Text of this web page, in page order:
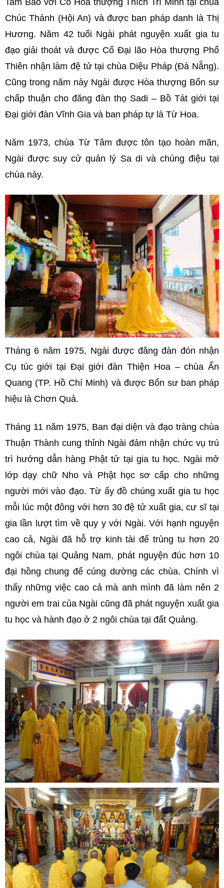
Chúc Thánh (Hội An) và được ban pháp danh là Thị
Hương. Năm 42 tuổi Ngài phát nguyện xuất gia tu
đạo giải thoát và được Cố Đại lão Hòa thượng Phổ
Thiên nhận làm đệ tử tại chùa Diệu Pháp (Đà Nẵng).
Cũng trong năm này Ngài được Hòa thượng Bổn sư
chấp thuận cho đăng đàn thọ Sadi – Bồ Tát giới tại
Đại giới đàn Vĩnh Gia và ban pháp tự là Từ Hoa.
Năm 1973, chùa Từ Tâm được tôn tạo hoàn mãn,
Ngài được suy cử quản lý Sa di và chúng điệu tại
chùa này.
Tháng 6 năm 1975, Ngài được đăng đàn đón nhận
Cụ túc giới tại Đại giới đàn Thiện Hoa – chùa Ấn
Quang (TP. Hồ Chí Minh) và được Bổn sư ban pháp
hiệu là Chơn Quả.
Tháng 11 năm 1975, Ban đại diện và đạo tràng chùa
Thuận Thành cung thỉnh Ngài đảm nhận chức vụ trú
trì hướng dẫn hàng Phật tử tại gia tu học. Ngài mở
lớp dạy chữ Nho và Phật học sơ cấp cho những
người mới vào đạo. Từ ấy đồ chúng xuất gia tu học
mỗi lúc một đông với hơn 30 đệ tử xuất gia, cư sĩ tại
gia lần lượt tìm về quy y với Ngài. Với hạnh nguyện
cao cả, Ngài đã hỗ trợ kinh tài để trùng tu hơn 20
ngôi chùa tại Quảng Nam, phát nguyện đúc hơn 10
đại hồng chung để cúng dường các chùa. Chính vì
thấy những việc cao cả mà anh mình đã làm nên 2
người em trai của Ngài cũng đã phát nguyện xuất gia
tu học và hành đạo ở 2 ngôi chùa tại đất Quảng.